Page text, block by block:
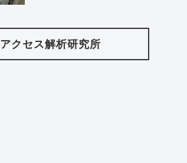
アクセス解析研究所